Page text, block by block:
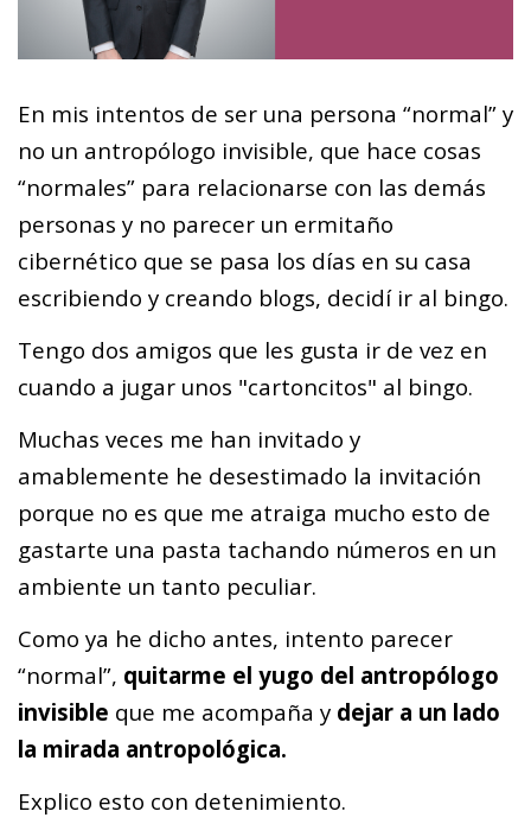
En mis intentos de ser una persona “normal” y
no un antropólogo invisible, que hace cosas
“normales” para relacionarse con las demás
personas y no parecer un ermitaño
cibernético que se pasa los días en su casa
escribiendo y creando blogs, decidí ir al bingo.
Tengo dos amigos que les gusta ir de vez en
cuando a jugar unos "cartoncitos" al bingo.
Muchas veces me han invitado y
amablemente he desestimado la invitación
porque no es que me atraiga mucho esto de
gastarte una pasta tachando números en un
ambiente un tanto peculiar.
Como ya he dicho antes, intento parecer
“normal”, quitarme el yugo del antropólogo
invisible que me acompaña y dejar a un lado
la mirada antropológica.
Explico esto con detenimiento.